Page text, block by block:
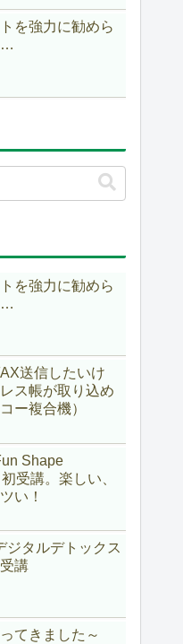
を強力に勧めら
…
を強力に勧めら
…
送信したいけ
ス帳が取り込め
ー複合機）
Shape
受講。楽しい、
い！
ジタルデトックス
講
てきました～